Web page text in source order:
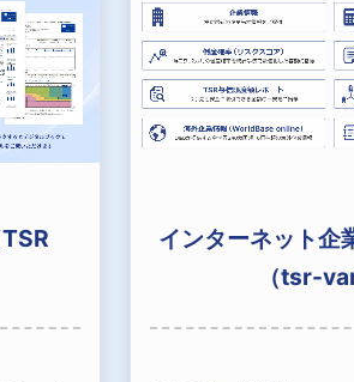
インターネット企
（tsr-